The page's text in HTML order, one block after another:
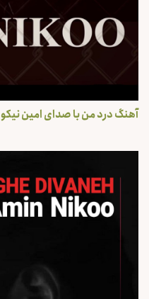
آهنگ درد من با صدای امین نیکو